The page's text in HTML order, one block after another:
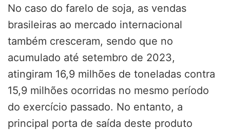
No caso do farelo de soja, as vendas
brasileiras ao mercado internacional
também cresceram, sendo que no
acumulado até setembro de 2023,
atingiram 16,9 milhões de toneladas contra
15,9 milhões ocorridas no mesmo período
do exercício passado. No entanto, a
principal porta de saída deste produto